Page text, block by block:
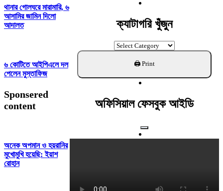
থানার গোলঘরে মারামারি, ৬
আসামির জামিন দিলো
আদালত
৬ কোটিতে আইপিএলে দল
পেলেন মুস্তাফিজ
Sponsered
content
অনেক অপমান ও হয়রানির
মুখোমুখি হয়েছি: ইয়াশ
রোহান
ক্যাটাগরি খুঁজুন
ক্যাটাগরি
খুঁজুন
অফিসিয়াল ফেসবুক আইডি